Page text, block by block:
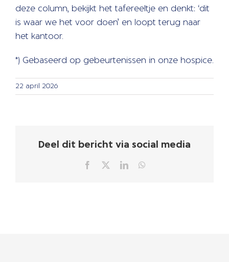
deze column, bekijkt het tafereeltje en denkt: ‘dit
is waar we het voor doen’ en loopt terug naar
het kantoor.
*) Gebaseerd op gebeurtenissen in onze hospice.
22 april 2026
Deel dit bericht via social media
Facebook LinkedIn